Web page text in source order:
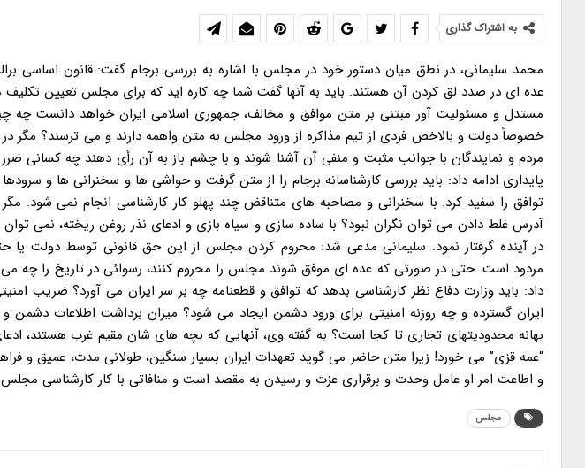
به اشتراک گذاری
محمد سلیمانی، در نطق میان دستور خود در مجلس با اشاره به بررسی برجام گفت: قانون اساسی
عده ای در صدد لق کردن آن هستند. باید به آنها گفت شما چه کاره اید که برای مجلس تعیین تکلیف
مستدل و مسئولیت آور مبتنی بر متن موافق و مخالف، جمهوری اسلامی ایران خواهد دانست چه
خصوصاً دولت و بالاخص فردی از تیم مذاکره از ورود مجلس به متن واهمه دارند و می ترسند؟ مگر
مردم و نمایندگان با جوانب مثبت و منفی آن آشنا شوند و با چشم باز به آن رأی دهند چه کسانی
پایداری ادامه داد: باید بررسی کارشناسانه برجام را از متن گرفت و حواشی ها و سخنرانی ها و
توافق را سفید کرد. با سخنرانی و مصاحبه های متناقض چند پهلو کار کارشناسی انجام نمی شود.
آدرس غلط دادن می توان نگران نبود؟ با ساده سازی و سیاه بازی و ادعای نذر روغن ریخته، نمی توان
در آینده گرفتار نمود. سلیمانی مدعی شد: محروم کردن مجلس از این حق قانونی توسط دولت
مردود است. حتی در صورتی که عده ای موفق شوند مجلس را محروم کنند، رسوائی در تاریخ را چه
داد: باید وزارت دفاع نظر کارشناسی بدهد که توافق و قطعنامه چه بر سر ایران می آورد؟ ضریب
ایران گسترده و چه روزنه امنیتی برای ورود دشمن ایجاد می شود؟ میزان برداشت اطلاعات دشمن
بهانه محدودیتهای تجاری تا کجا است؟ به گفته وی، آنهایی که بچه های شان مقیم غرب هستند،
“عمه قزی” می خورد! زیرا متن حاضر می گوید تعهدات ایران بسیار سنگین، طولانی مدت، عمیق و
و اطاعت امر او عامل وحدت و برقراری عزت و رسیدن به مقصد است و منافاتی با کار کارشناسی مجلس
مجلس